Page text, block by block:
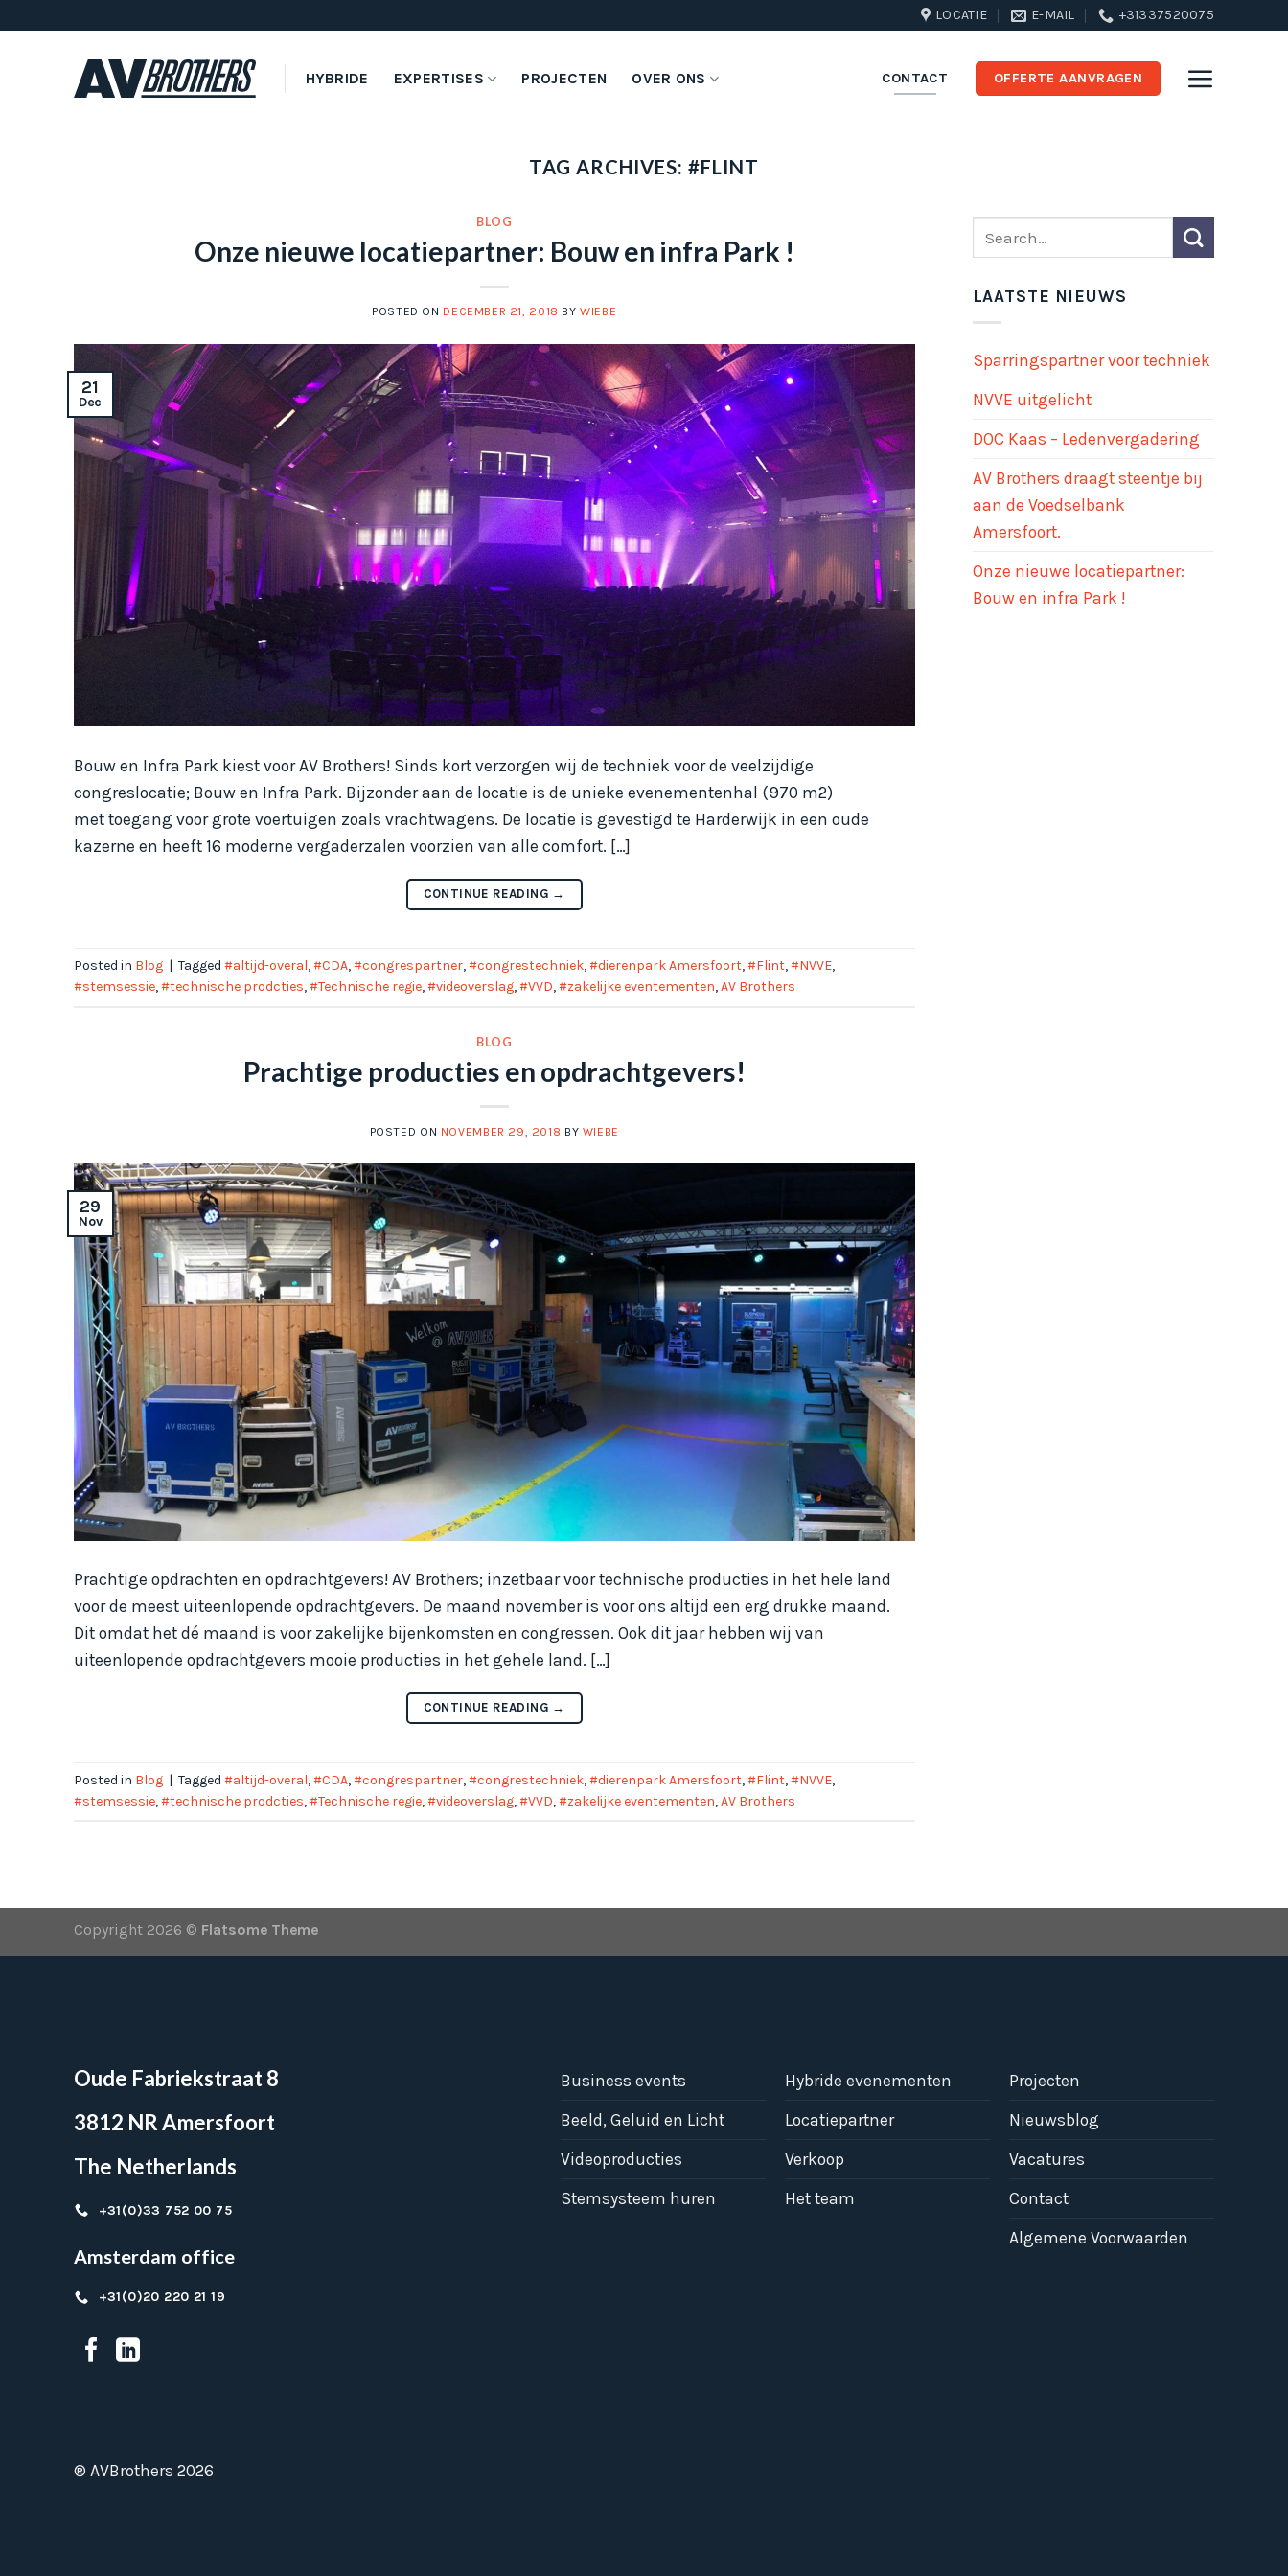
LOCATIE E-MAIL +31337520075
HYBRIDE EXPERTISES PROJECTEN OVER ONS CONTACT OFFERTE AANVRAGEN
TAG ARCHIVES:#FLINT
BLOG
Onze nieuwe locatiepartner: Bouw en infra Park !
POSTED ON DECEMBER 21, 2018 BYWIEBE
21
Dec
Bouw en Infra Park kiest voor AV Brothers! Sinds kort verzorgen wij de techniek voor de veelzijdige
congreslocatie; Bouw en Infra Park. Bijzonder aan de locatie is de unieke evenementenhal (970 m2)
met toegang voor grote voertuigen zoals vrachtwagens. De locatie is gevestigd te Harderwijk in een oude
kazerne en heeft 16 moderne vergaderzalen voorzien van alle comfort. […]
CONTINUE READING →
Posted in Blog | Tagged #altijd-overal,#CDA,#congrespartner,#congrestechniek,#dierenpark Amersfoort,#Flint,#NVVE,
#stemsessie,#technische prodcties,#Technische regie,#videoverslag,#VVD,#zakelijke eventementen,AV Brothers
BLOG
Prachtige producties en opdrachtgevers!
POSTED ON NOVEMBER 29, 2018 BY WIEBE
29
Nov
Prachtige opdrachten en opdrachtgevers! AV Brothers; inzetbaar voor technische producties in het hele land
voor de meest uiteenlopende opdrachtgevers. De maand november is voor ons altijd een erg drukke maand.
Dit omdat het dé maand is voor zakelijke bijenkomsten en congressen. Ook dit jaar hebben wij van
uiteenlopende opdrachtgevers mooie producties in het gehele land. […]
CONTINUE READING →
Posted in Blog | Tagged #altijd-overal,#CDA,#congrespartner,#congrestechniek,#dierenpark Amersfoort,#Flint,#NVVE,
#stemsessie,#technische prodcties,#Technische regie,#videoverslag,#VVD,#zakelijke eventementen,AV Brothers
LAATSTE NIEUWS
Sparringspartner voor techniek
NVVE uitgelicht
DOC Kaas – Ledenvergadering
AV Brothers draagt steentje bij
aan de Voedselbank
Amersfoort.
Onze nieuwe locatiepartner:
Bouw en infra Park !
Copyright 2026 © Flatsome Theme
Oude Fabriekstraat 8
3812 NR Amersfoort
The Netherlands
+31(0)33 752 00 75
Amsterdam office
+31(0)20 220 21 19
Business events
Beeld, Geluid en Licht
Videoproducties
Stemsysteem huren
Hybride evenementen
Locatiepartner
Verkoop
Het team
Projecten
Nieuwsblog
Vacatures
Contact
Algemene Voorwaarden
® AVBrothers 2026